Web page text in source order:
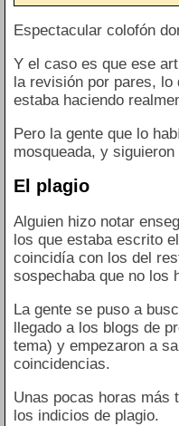
Espectacular colofón
Y el caso es que ese
la revisión por pares, lo
estaba haciendo
Pero la gente que lo
mosqueada, y
El plagio
Alguien hizo notar
los que estaba escrito
coincidía con los del
sospechaba que no los
La gente se puso a
llegado a los blogs de
tema) y empezaron a
coincidencias.
Unas pocas horas más
los indicios de plagio.